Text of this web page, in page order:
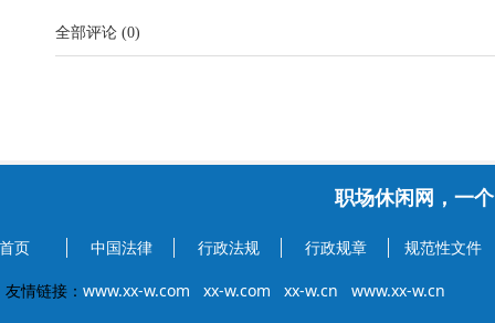
全部评论 (0)
页 中国法律 行政法规 行政规章 规范性文件
职场休闲网，一
友情链接： www.xx-w.com xx-w.com xx-w.cn www.xx-w.cn